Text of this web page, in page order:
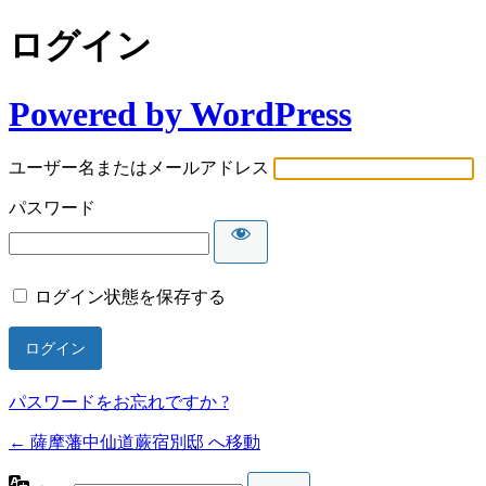
ログイン
Powered by WordPress
ユーザー名またはメールアドレス
パスワード
ログイン状態を保存する
パスワードをお忘れですか ?
← 薩摩藩中仙道蕨宿別邸 へ移動